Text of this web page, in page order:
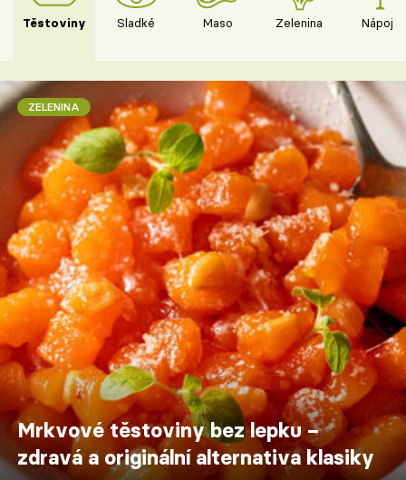
Těstoviny Sladké Maso Zelenina Nápoje
ZELENINA
Mrkvové těstoviny bez lepku –
zdravá a originální alternativa klasiky